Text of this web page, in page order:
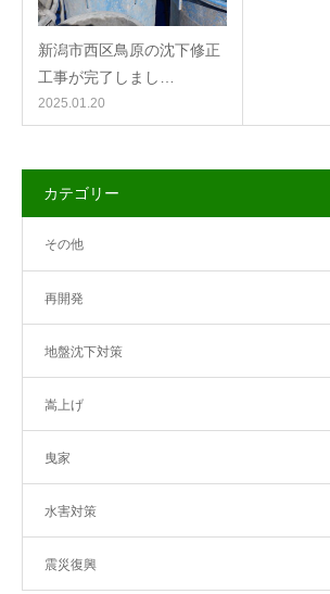
新潟市西区鳥原の沈下修正
工事が完了しまし…
2025.01.20
カテゴリー
その他
再開発
地盤沈下対策
嵩上げ
曳家
水害対策
震災復興